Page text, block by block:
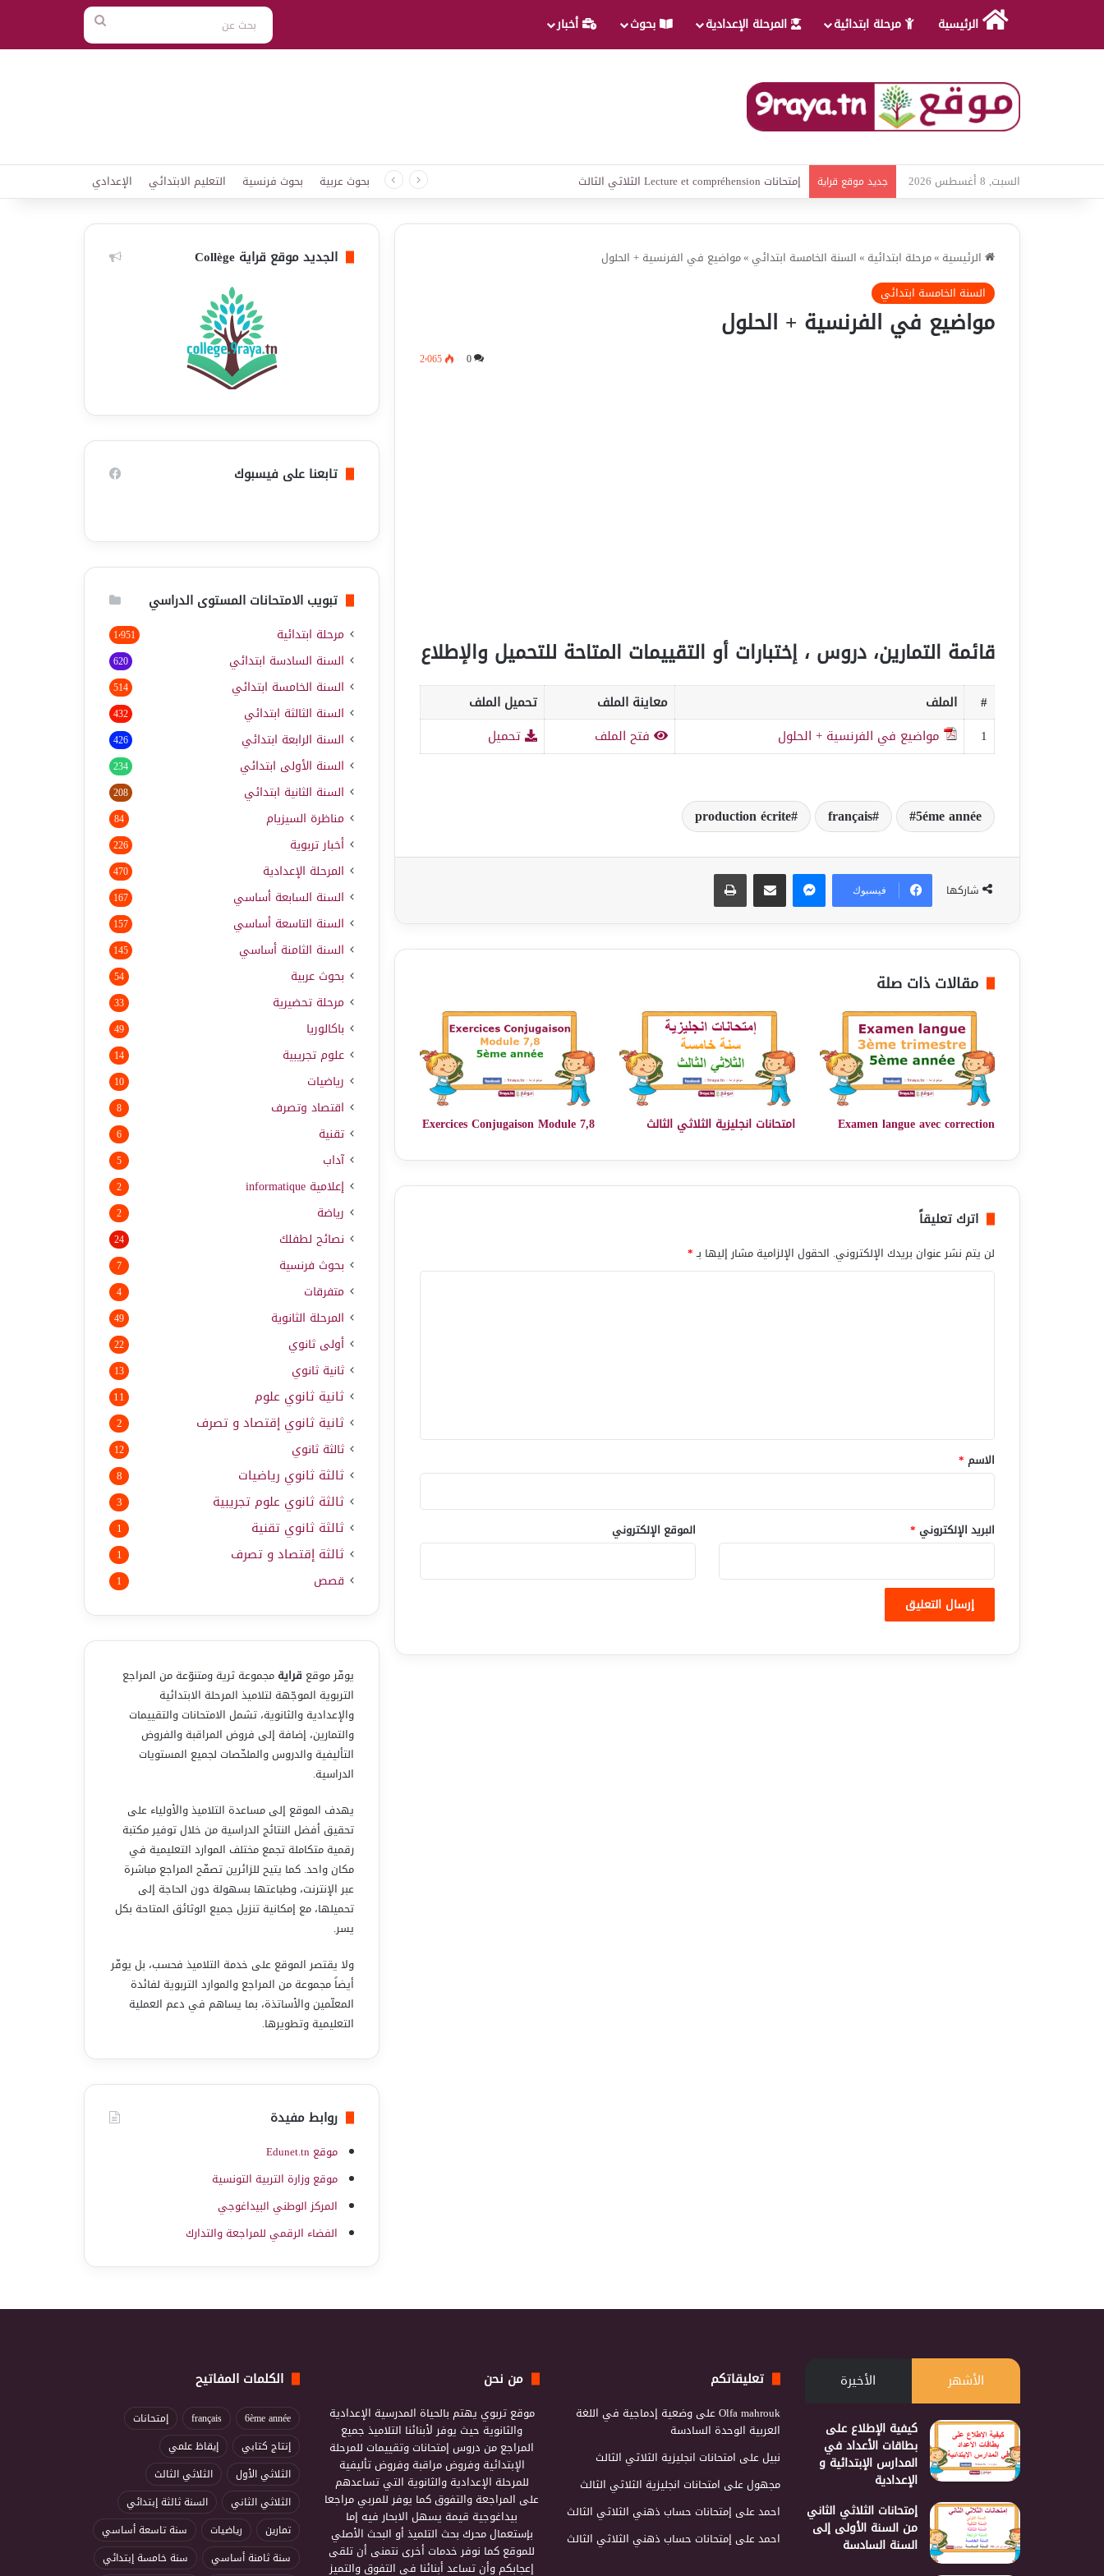
الرئيسية مرحلة ابتدائية المرحلة الإعدادية بحوث أخبار
بحث
عن
السبت, 8 أغسطس 2026 جديد موقع قراية امتحانات قواعد لغة الثلاثي الثالث بحوث عربية بحوث فرنسية التعليم الابتدائي الإعدادي
الرئيسية »مرحلة ابتدائية »السنة الخامسة ابتدائي »مواضيع في الفرنسية + الحلول
السنة الخامسة ابتدائي
مواضيع في الفرنسية + الحلول
0 2٬065
قائمة التمارين، دروس ، إختبارات أو التقييمات المتاحة للتحميل والإطلاع
# الملف معاينة الملف
تحميل الملف
1
مواضيع في الفرنسية + الحلول فتح الملف تحميل
5éme année
français
production écrite
شاركها فيسبوك
مقالات ذات صلة
Examen langue avec correction امتحانات انجليزية الثلاثي الثالث Exercices Conjugaison Module 7,8
اترك تعليقاً
لن يتم نشر عنوان بريدك الإلكتروني. الحقول الإلزامية مشار إليها بـ*
*
الاسم *
البريد الإلكتروني * الموقع الإلكتروني
الجديد موقع قراية Collège
تابعنا على فيسبوك
تبويب الامتحانات المستوى الدراسي
مرحلة ابتدائية 1٬951
السنة السادسة ابتدائي 620
السنة الخامسة ابتدائي 514
السنة الثالثة ابتدائي 432
السنة الرابعة ابتدائي 426
السنة الأولى ابتدائي 234
السنة الثانية ابتدائي 208
مناظرة السيزيام 84
أخبار تربوية 226
المرحلة الإعدادية 470
السنة السابعة أساسي 167
السنة التاسعة أساسي 157
السنة الثامنة أساسي 145
بحوث عربية 54
مرحلة تحضيرية 33
باكالوريا 49
علوم تجريبية 14
رياضيات 10
اقتصاد وتصرف 8
تقنية 6
آداب 5
إعلامية informatique
2
رياضة 2
نصائح لطفلك 24
بحوث فرنسية 7
متفرقات 4
المرحلة الثانوية 49
أولى ثانوي 22
ثانية ثانوي 13
ثانية ثانوي علوم 11
ثانية ثانوي إقتصاد و تصرف 2
ثالثة ثانوي 12
ثالثة ثانوي رياضيات 8
ثالثة ثانوي علوم تجريبية 3
ثالثة ثانوي تقنية 1
ثالثة إقتصاد و تصرف 1
قصص 1
يوفّر موقع قرايةمجموعة ثرية ومتنوّعة من المراجع
التربوية الموجّهة لتلاميذ المرحلة الابتدائية
والإعدادية والثانوية، تشمل الامتحانات والتقييمات
والتمارين، إضافة إلى فروض المراقبة والفروض
التأليفية والدروس والملخّصات لجميع المستويات
الدراسية.
يهدف الموقع إلى مساعدة التلاميذ والأولياء على
تحقيق أفضل النتائج الدراسية من خلال توفير مكتبة
رقمية متكاملة تجمع مختلف الموارد التعليمية في
مكان واحد. كما يتيح للزائرين تصفّح المراجع مباشرة
عبر الإنترنت، وطباعتها بسهولة دون الحاجة إلى
تحميلها، مع إمكانية تنزيل جميع الوثائق المتاحة بكل
يسر.
ولا يقتصر الموقع على خدمة التلاميذ فحسب، بل يوفّر
أيضاً مجموعة من المراجع والموارد التربوية لفائدة
المعلّمين والأساتذة، بما يساهم في دعم العملية
التعليمية وتطويرها.
روابط مفيدة
موقع Edunet.tn
موقع وزارة التربية التونسية
المركز الوطني البيداغوجي
الفضاء الرقمي للمراجعة والتدارك
الأشهر الأخيرة
كيفية الإطلاع على
بطاقات الأعداد في
المدارس الإبتدائية و
الإعدادية
إمتحانات الثلاثي الثاني
من السنة الأولى إلى
السنة السادسة
تعليقاتكم
Olfa mahroukعلىوضعية إدماجية في اللغة
العربية الوحدة السادسة
نبيلعلى امتحانات انجليزية الثلاثي الثالث
مجهولعلى امتحانات انجليزية الثلاثي الثالث
احمدعلى إمتحانات حساب ذهني الثلاثي الثالث
احمدعلى إمتحانات حساب ذهني الثلاثي الثالث
من نحن
موقع تربوي يهتم بالحياة المدرسية الإعدادية
والثانوية حيث يوفر لأبنائنا التلاميذ جميع
المراجع من دروس إمتحانات وتقييمات للمرحلة
الإبتدائية وفروض مراقبة وفروض تأليفية
للمرحلة الإعدادية والثانوية التي تساعدهم
على المراجعة والتفوق كما يوفر للمربي مراجعا
بيداغوجية قيمة يسهل الابحار فيه إما
بإستعمال محرك بحث التلميذ أو البحث الأصلي
للموقع كما نوفر خدمات أخرى نتمنى أن تلقى
إعجابكم وأن تساعد أبنائنا في التفوق والتميز
الكلمات المفاتيح
6ème année
français
إمتحانات
إنتاج كتابي
إيقاظ علمي
الثلاثي الأول
الثلاثي الثالث
الثلاثي الثاني
السنة ثالثة إبتدائي
تمارين
رياضيات
سنة تاسعة أساسي
سنة ثامنة أساسي
سنة خامسة إبتدائي